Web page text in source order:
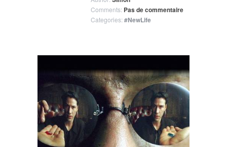
Comments: Pas de commentaire
Categories: #NewLife